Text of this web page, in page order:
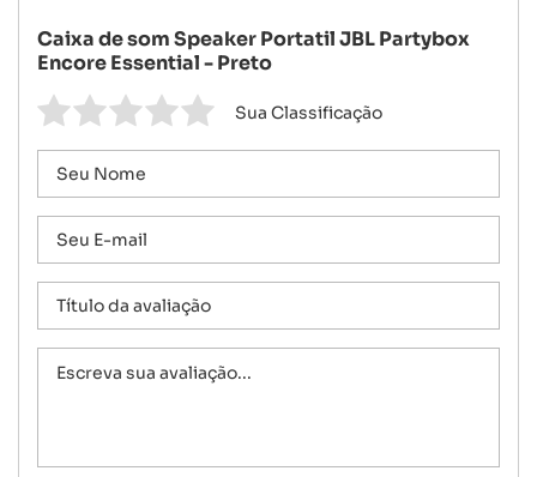
Caixa de som Speaker Portatil JBL Partybox
Encore Essential - Preto
Sua Classificação